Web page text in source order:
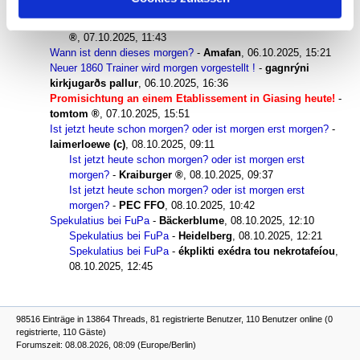
Neuer 1860 Trainer wird morgen vorgestellt !-Kraiburger
, 07.10.2025, 11:43
Wann ist denn dieses morgen? - Amafan, 06.10.2025, 15:21
Neuer 1860 Trainer wird morgen vorgestellt ! - gagnrýni
kirkjugarðs pallur, 06.10.2025, 16:36
Promisichtung an einem Etablissement in Giasing heute! -
tomtom
, 07.10.2025, 15:51
Ist jetzt heute schon morgen? oder ist morgen erst morgen? -
laimerloewe (c), 08.10.2025, 09:11
Ist jetzt heute schon morgen? oder ist morgen erst
morgen? - Kraiburger , 08.10.2025, 09:37
Ist jetzt heute schon morgen? oder ist morgen erst
morgen? - PEC FFO, 08.10.2025, 10:42
Spekulatius bei FuPa- Bäckerblume, 08.10.2025, 12:10
Spekulatius bei FuPa- Heidelberg, 08.10.2025, 12:21
Spekulatius bei FuPa- ékplikti exédra tou nekrotafeíou,
08.10.2025, 12:45
98516 Einträge in 13864 Threads, 81 registrierte Benutzer, 110 Benutzer online (0
registrierte, 110 Gäste)
Forumszeit: 08.08.2026, 08:09 (Europe/Berlin)